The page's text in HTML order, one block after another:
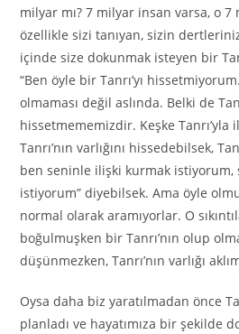
milyar mı? 7 milyar insan varsa, o
özellikle sizi tanıyan, sizin
içinde size dokunmak isteyen bir
“Ben öyle bir Tanrı’yı
olmaması değil aslında. Belki de
hissetmememizdir. Keşke Tanrı’yla
Tanrı’nın varlığını hissedebilsek,
ben seninle ilişki kurmak istiyorum,
istiyorum” diyebilsek. Ama öyle
normal olarak aramıyorlar. O
boğulmuşken bir Tanrı’nın olup
düşünmezken, Tanrı’nın varlığı
Oysa daha biz yaratılmadan önce
planladı ve hayatımıza bir şekilde